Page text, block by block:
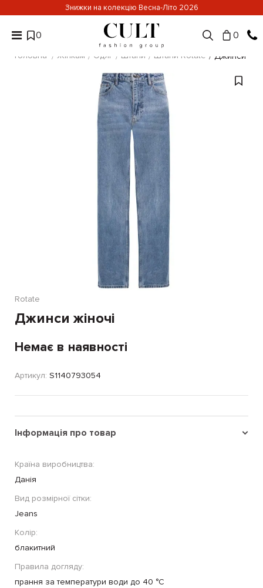
Знижки на колекцію Весна-Літо 2026
0 0
Головна Жінкам Одяг Штани Штани Rotate Джинси
Rotate
Джинси жіночі
Немає в наявності
Артикул: S1140793054
Інформація про товар
Країна виробництва:
Данія
Вид розмірної сітки:
Jeans
Колір:
блакитний
Правила догляду:
прання за температури води до 40 °C